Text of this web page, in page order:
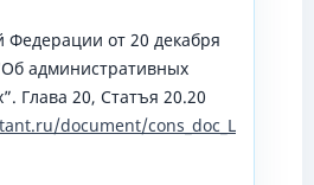
Федерации от 20 декабря
административных
Глава 20, Статъя 20.20
document/cons_doc_L